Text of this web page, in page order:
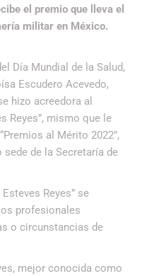
el premio que lleva el
militar en México.
Día Mundial de la Salud,
Escudero Acevedo,
hizo acreedora al
Reyes”, mismo que le
al Mérito 2022”,
de la Secretaría de
Reyes” se
profesionales
o circunstancias de
mejor conocida como